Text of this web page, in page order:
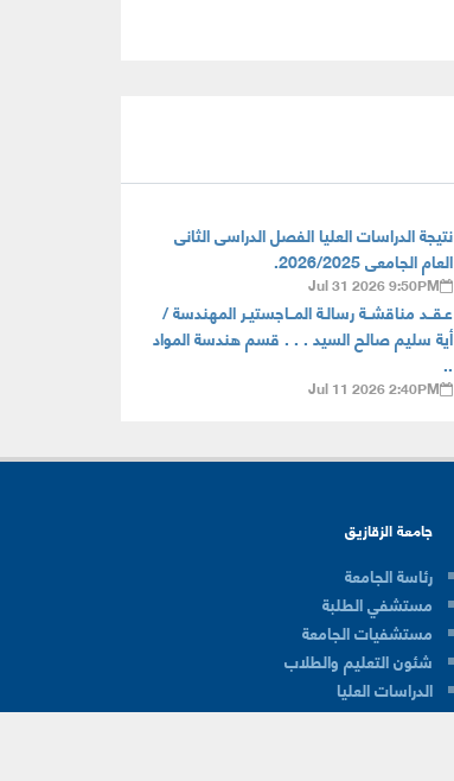
نتيجة الدراسات العليا الفصل الدراسى الثانى
العام الجامعى 2026/2025.
Jul 31 2026 9:50PM
عـقــد مناقشــة رسالـة المــاجستيـر المهندسة /
أية سليم صالح السيد . . . قسم هندسة المواد
..
Jul 11 2026 2:40PM
جامعة الزقازيق
رئاسة الجامعة
مستشفي الطلبة
مستشفيات الجامعة
شئون التعليم والطلاب
الدراسات العليا
شئون البيئة